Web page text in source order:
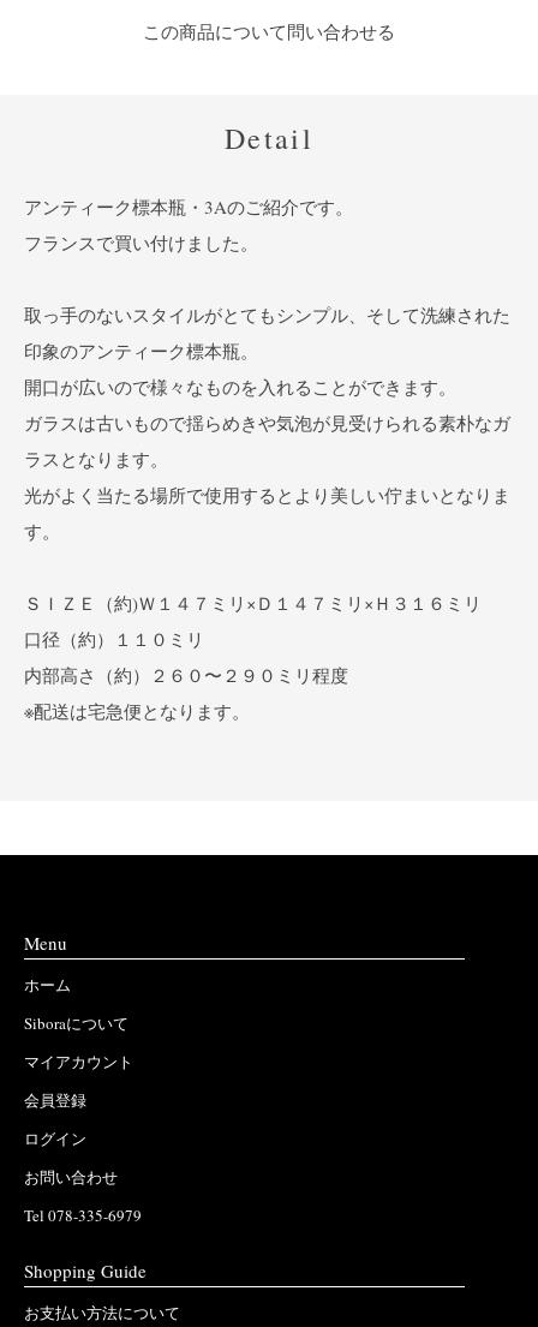
この商品について問い合わせる
Detail
アンティーク標本瓶・3Aのご紹介です。
フランスで買い付けました。
取っ手のないスタイルがとてもシンプル、そして洗練された
印象のアンティーク標本瓶。
開口が広いので様々なものを入れることができます。
ガラスは古いもので揺らめきや気泡が見受けられる素朴なガ
ラスとなります。
光がよく当たる場所で使用するとより美しい佇まいとなりま
す。
ＳＩＺＥ（約)Ｗ１４７ミリ×Ｄ１４７ミリ×Ｈ３１６ミリ
口径（約）１１０ミリ
内部高さ（約）２６０〜２９０ミリ程度
※配送は宅急便となります。
Menu
ホーム
Siboraについて
マイアカウント
会員登録
ログイン
お問い合わせ
Tel 078-335-6979
Shopping Guide
お支払い方法について